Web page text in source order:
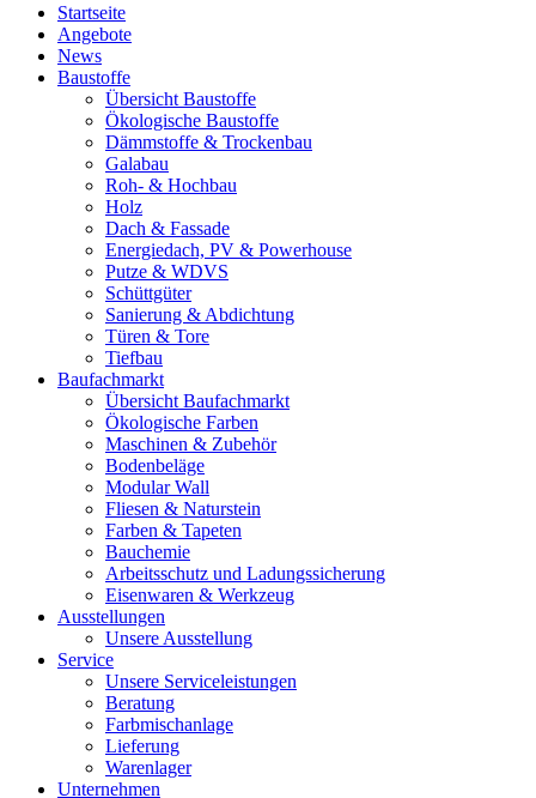
Startseite
Angebote
News
Baustoffe
Übersicht Baustoffe
Ökologische Baustoffe
Dämmstoffe & Trockenbau
Galabau
Roh- & Hochbau
Holz
Dach & Fassade
Energiedach, PV & Powerhouse
Putze & WDVS
Schüttgüter
Sanierung & Abdichtung
Türen & Tore
Tiefbau
Baufachmarkt
Übersicht Baufachmarkt
Ökologische Farben
Maschinen & Zubehör
Bodenbeläge
Modular Wall
Fliesen & Naturstein
Farben & Tapeten
Bauchemie
Arbeitsschutz und Ladungssicherung
Eisenwaren & Werkzeug
Ausstellungen
Unsere Ausstellung
Service
Unsere Serviceleistungen
Beratung
Farbmischanlage
Lieferung
Warenlager
Unternehmen